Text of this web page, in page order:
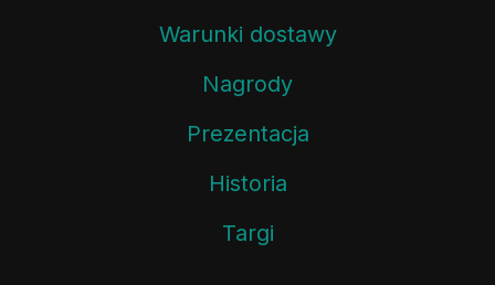
Warunki dostawy
Nagrody
Prezentacja
Historia
Targi